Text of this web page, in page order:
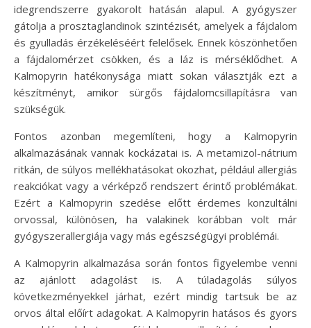
idegrendszerre gyakorolt hatásán alapul. A gyógyszer
gátolja a prosztaglandinok szintézisét, amelyek a fájdalom
és gyulladás érzékeléséért felelősek. Ennek köszönhetően
a fájdalomérzet csökken, és a láz is mérséklődhet. A
Kalmopyrin hatékonysága miatt sokan választják ezt a
készítményt, amikor sürgős fájdalomcsillapításra van
szükségük.
Fontos azonban megemlíteni, hogy a Kalmopyrin
alkalmazásának vannak kockázatai is. A metamizol-nátrium
ritkán, de súlyos mellékhatásokat okozhat, például allergiás
reakciókat vagy a vérképző rendszert érintő problémákat.
Ezért a Kalmopyrin szedése előtt érdemes konzultálni
orvossal, különösen, ha valakinek korábban volt már
gyógyszerallergiája vagy más egészségügyi problémái.
A Kalmopyrin alkalmazása során fontos figyelembe venni
az ajánlott adagolást is. A túladagolás súlyos
következményekkel járhat, ezért mindig tartsuk be az
orvos által előírt adagokat. A Kalmopyrin hatásos és gyors